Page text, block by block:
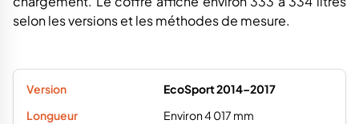
selon les versions et les méthodes de mesure.
EcoSport 2014–2017
Environ 4 017 mm